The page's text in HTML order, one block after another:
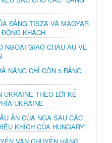
ĐẢNG TISZA VÀ MAGYAR
KHÁCH
NGOẠI GIAO CHÂU ÂU VỀ
NĂNG CHỈ CÒN 5 ĐẢNG
UKRAINE THEO LỜI KỂ
UKRAINE
ẤN CỦA NGA SAU CÁC
KHÍCH CỦA HUNGARY"
VẬN CHUYỂN HÀNG